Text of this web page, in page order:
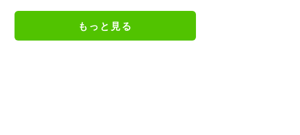
もっと見る